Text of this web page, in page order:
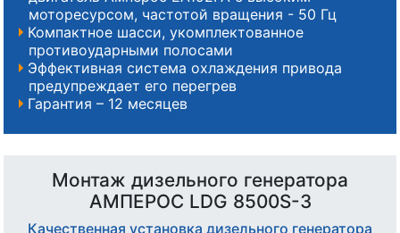
моторесурсом, частотой вращения - 50 Гц
Компактное шасси, укомплектованное
противоударными полосами
Эффективная система охлаждения привода
предупреждает его перегрев
Гарантия – 12 месяцев
Монтаж дизельного генератора
АМПЕРОС LDG 8500S-3
Качественная установка дизельного генератора